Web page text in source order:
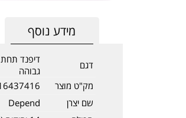
מידע נוסף
דגם
גבוהה
מק"ט מוצר
שם יצרן
Depend